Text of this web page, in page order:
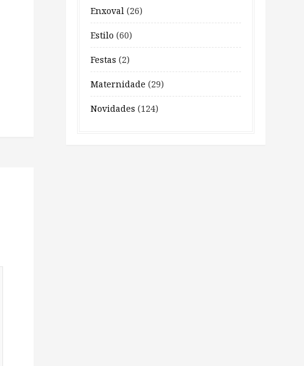
Enxoval (26)
Estilo (60)
Festas (2)
Maternidade (29)
Novidades (124)